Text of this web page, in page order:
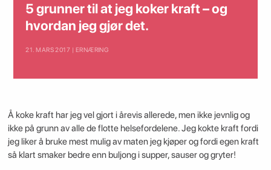
5 grunner til at jeg koker kraft – og
hvordan jeg gjør det.
21. MARS 2017 | ERNÆRING
Å koke kraft har jeg vel gjort i årevis allerede, men ikke jevnlig og
ikke på grunn av alle de flotte helsefordelene. Jeg kokte kraft fordi
jeg liker å bruke mest mulig av maten jeg kjøper og fordi egen kraft
så klart smaker bedre enn buljong i supper, sauser og gryter!